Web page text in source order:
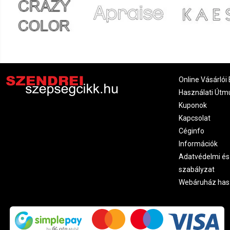
Online Vásárlói
Használati
Kuponok
Kapcsolat
Céginfo
Információk
Adatvédelmi
szabályzat
Webáruház